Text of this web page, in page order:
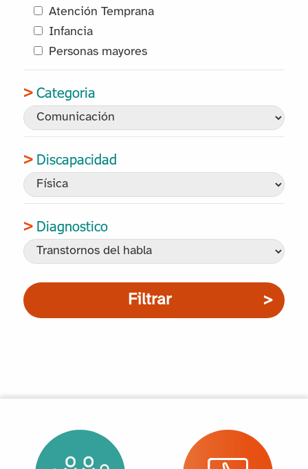
Atención Temprana
Infancia
Personas mayores
Categoria
Discapacidad
Diagnostico
Filtrar